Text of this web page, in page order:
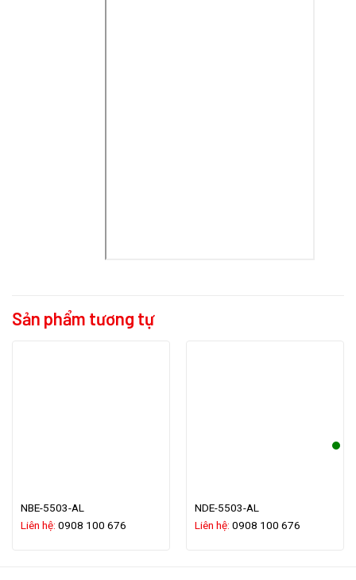
Sản phẩm tương tự
NBE-5503-AL
Liên hệ: 0908 100 676
NDE-5503-AL
Liên hệ: 0908 100 676